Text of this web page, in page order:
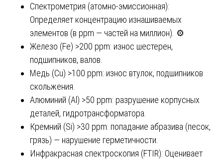
Спектрометрия (атомно-эмиссионная):
Определяет концентрацию изнашиваемых
элементов (в ppm — частей на миллион). ⚙️
Железо (Fe) >200 ppm: износ шестерен,
подшипников, валов.
Медь (Cu) >100 ppm: износ втулок, подшипников
скольжения.
Алюминий (Al) >50 ppm: разрушение корпусных
деталей, гидротрансформатора.
Кремний (Si) >30 ppm: попадание абразива (песок,
грязь) — нарушение герметичности.
Инфракрасная спектроскопия (FTIR): Оценивает